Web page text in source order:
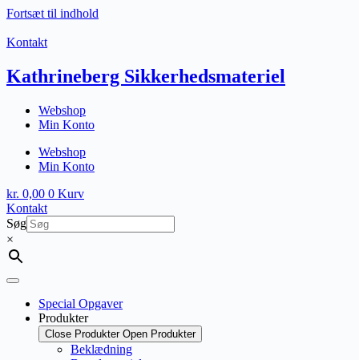
Fortsæt til indhold
Kontakt
Kathrineberg Sikkerhedsmateriel
Webshop
Min Konto
Webshop
Min Konto
kr. 0,00 0 Kurv
Kontakt
Søg
×
Special Opgaver
Produkter
Close Produkter Open Produkter
Beklædning